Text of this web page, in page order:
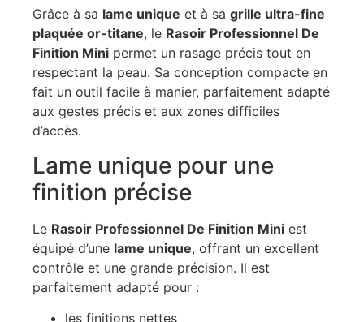
Grâce à sa lame unique et à sa grille ultra-fine
plaquée or-titane, le Rasoir Professionnel De
Finition Mini permet un rasage précis tout en
respectant la peau. Sa conception compacte en
fait un outil facile à manier, parfaitement adapté
aux gestes précis et aux zones difficiles
d’accès.
Lame unique pour une
finition précise
Le Rasoir Professionnel De Finition Mini est
équipé d’une lame unique, offrant un excellent
contrôle et une grande précision. Il est
parfaitement adapté pour :
les finitions nettes